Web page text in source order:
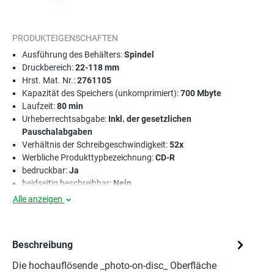
PRODUKTEIGENSCHAFTEN
Ausführung des Behälters:Spindel
Druckbereich:22-118 mm
Hrst. Mat. Nr.:2761105
Kapazität des Speichers (unkomprimiert):700 Mbyte
Laufzeit:80 min
Urheberrechtsabgabe: Inkl. der gesetzlichen
Pauschalabgaben
Verhältnis der Schreibgeschwindigkeit:52x
Werbliche Produkttypbezeichnung:CD-R
bedruckbar:Ja
beidseitig beschreibbar: Nein
Alle anzeigen
Beschreibung
Die hochauflösende _photo-on-disc_ Oberfläche